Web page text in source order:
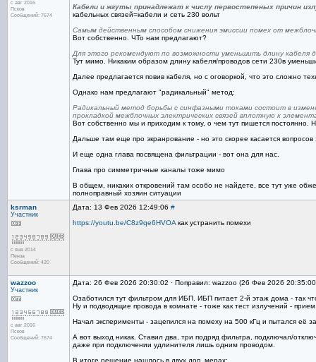
с авг 2016
Псков
Сообщений: 7674
Кабели и жгуты принадлежат к числу первостепеных причин
кабельных связей=кабели и сеть 230 вольт
Самым действенным способом снижения эмиссии помех от
Вот собственно. ЧТо нам предлагают?
Для этого рекомендуют по возможности уменьшить длину кабеля
Тут мимо. Никаким образом длину кабеля/проводов сети 230в
Далее предлагается повив кабеля, но с оговоркой, что это сложно
Однако нам предлагают "радикальный" метод:
Радикальный метод борьбы с синфазными токами состоит в
прокладкой межблочных электрических связей вплотную к
Вот собственно мы и приходим к тому, о чем тут пишется
Дальше там еще про экранрование - но это скорее касается
И еще одна глава посвящена фильтрации - вот она для нас.
Глава про симметричные каналы тоже мимо
В общем, никаких откровений там особо не найдете, все тут уже
полноправный хозяин ситуации
ksrman
Участник
с янв 2014
Пенза
Сообщений: 420
Дата: 13 Фев 2026 12:49:06 #
https://youtu.be/C8z9qe6HVOA как устранить помехи
wazzoo
Участник
с авг 2016
Псков
Сообщений: 7674
Дата: 26 Фев 2026 20:30:02 · Поправил: wazzoo (26 Фев 2026
Озаботился тут фильтром для ИБП. ИБП питает 2-й этаж дома - так
Ну и подводящие провода в комнате - тоже как тест излучений -
Начал эксперименты - зацепился на помеху на 500 кГц и пытался её
А вот выход никак. Ставил два, три подряд фильтра, подключал/
даже при подключении удлинителя лишь одним проводом.
В итоге решение нашлось в двух доп. мерах: